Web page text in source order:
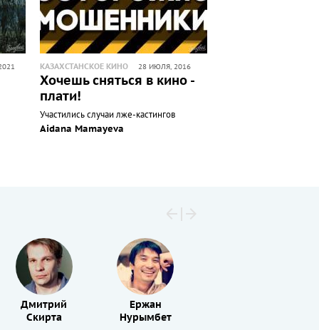
КАЗАХСТАНСКОЕ КИНО 28 ИЮЛЯ, 2016
Хочешь сняться в кино -
плати!
Участились случаи лже-кастингов
Aidana Mamayeva
Дмитрий
Скирта
Ержан
Нурымбет